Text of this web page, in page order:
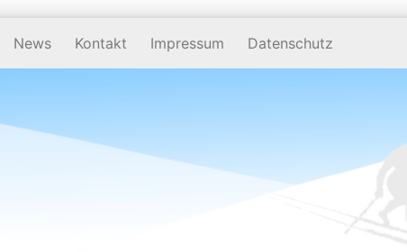
News Kontakt Impressum Datenschutz